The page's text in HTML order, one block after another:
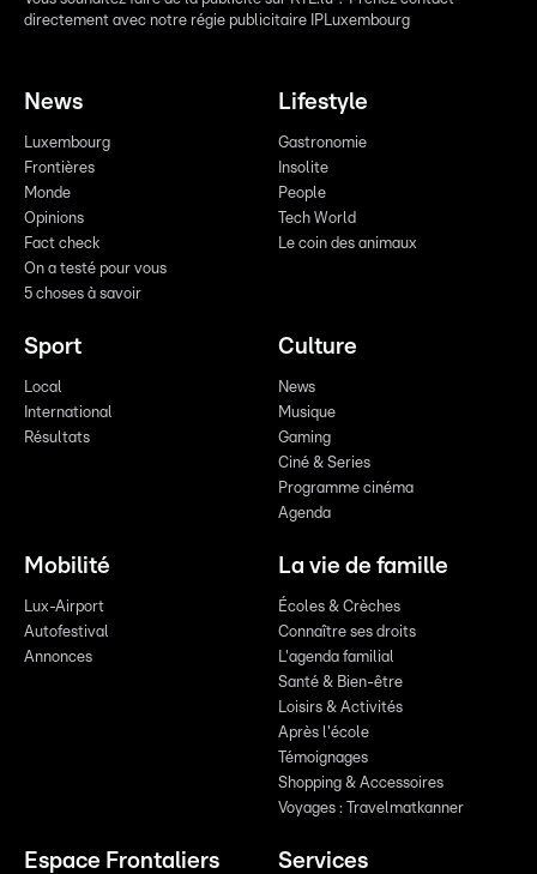
directement avec notre régie publicitaire IPLuxembourg
News
Luxembourg
Frontières
Monde
Opinions
Fact check
On a testé pour vous
5 choses à savoir
Lifestyle
Gastronomie
Insolite
People
Tech World
Le coin des animaux
Sport
Local
International
Résultats
Culture
News
Musique
Gaming
Ciné & Series
Programme cinéma
Agenda
Mobilité
Lux-Airport
Autofestival
Annonces
La vie de famille
Écoles & Crèches
Connaître ses droits
L'agenda familial
Santé & Bien-être
Loisirs & Activités
Après l'école
Témoignages
Shopping & Accessoires
Voyages : Travelmatkanner
Espace Frontaliers Services